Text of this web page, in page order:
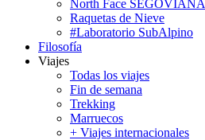
North Face SEGOVIANA
Raquetas de Nieve
#Laboratorio SubAlpino
Filosofía
Viajes
Todas los viajes
Fin de semana
Trekking
Marruecos
+ Viajes internacionales